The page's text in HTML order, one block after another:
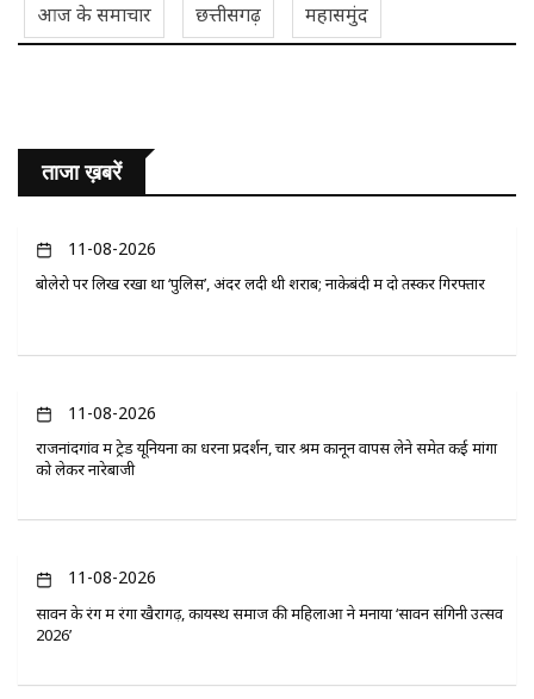
आज के समाचार छत्तीसगढ़ महासमुंद
ताजा ख़बरें
11-08-2026
बोलेरो पर लिख रखा था ‘पुलिस’, अंदर लदी थी शराब; नाकेबंदी में दो तस्कर गिरफ्तार
11-08-2026
राजनांदगांव में ट्रेड यूनियनों का धरना प्रदर्शन, चार श्रम कानून वापस लेने समेत कई मांगों
को लेकर नारेबाजी
11-08-2026
सावन के रंग में रंगा खैरागढ़, कायस्थ समाज की महिलाओं ने मनाया ‘सावन संगिनी उत्सव
2026’